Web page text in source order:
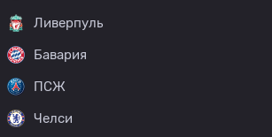
Ливерпуль
Бавария
ПСЖ
Челси